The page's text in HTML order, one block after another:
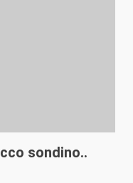
sondino..